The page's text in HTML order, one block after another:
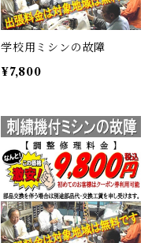
学校用ミシンの故障
¥7,800